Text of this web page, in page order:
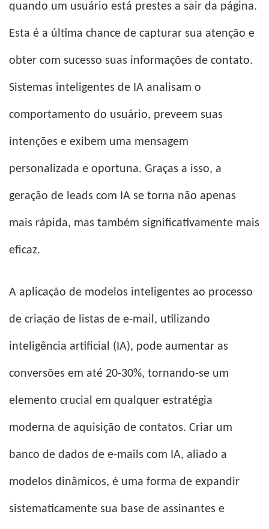
quando um usuário está prestes a sair da página.
Esta é a última chance de capturar sua atenção e
obter com sucesso suas informações de contato.
Sistemas inteligentes de IA analisam o
comportamento do usuário, preveem suas
intenções e exibem uma mensagem
personalizada e oportuna. Graças a isso, a
geração de leads com IA se torna não apenas
mais rápida, mas também significativamente mais
eficaz.
A aplicação de modelos inteligentes ao processo
de criação de listas de e-mail, utilizando
inteligência artificial (IA), pode aumentar as
conversões em até 20-30%, tornando-se um
elemento crucial em qualquer estratégia
moderna de aquisição de contatos. Criar um
banco de dados de e-mails com IA, aliado a
modelos dinâmicos, é uma forma de expandir
sistematicamente sua base de assinantes e